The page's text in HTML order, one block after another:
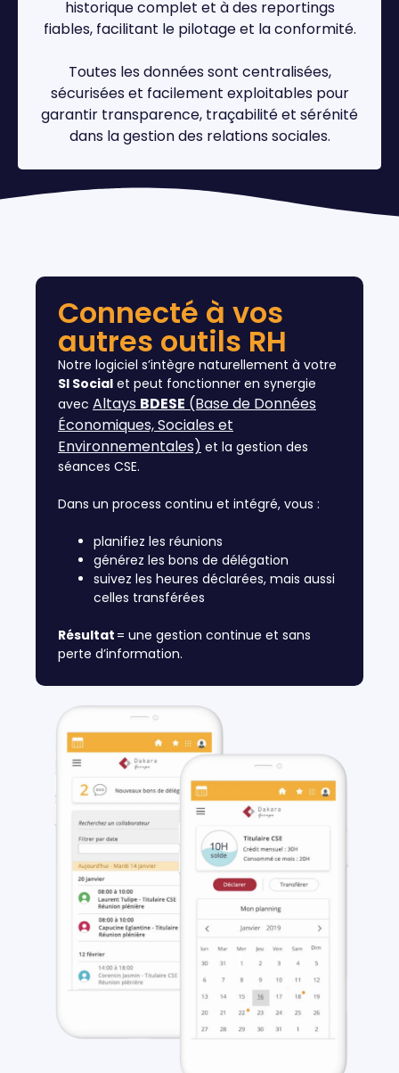
historique complet et à des reportings
fiables, facilitant le pilotage et la conformité.
Toutes les données sont centralisées,
sécurisées et facilement exploitables pour
garantir transparence, traçabilité et sérénité
dans la gestion des relations sociales.
Connecté à vos
autres outils RH
Notre logiciel s’intègre naturellement à votre
SI Social et peut fonctionner en synergie
avec Altays BDESE (Base de Données
Économiques, Sociales et
Environnementales) et la gestion des
séances CSE.
Dans un process continu et intégré, vous :
planifiez les réunions
générez les bons de délégation
suivez les heures déclarées, mais aussi
celles transférées
Résultat = une gestion continue et sans
perte d’information.